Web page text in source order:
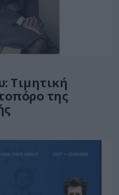
Τιμητική
της